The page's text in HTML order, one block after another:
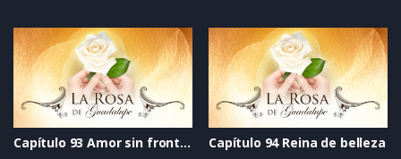
Capítulo 93 Amor sin fronteras Capítulo 94 Reina de belleza